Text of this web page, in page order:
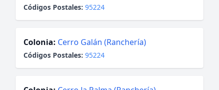
Códigos Postales: 95224
Colonia: Cerro Galán (Ranchería)
Códigos Postales: 95224